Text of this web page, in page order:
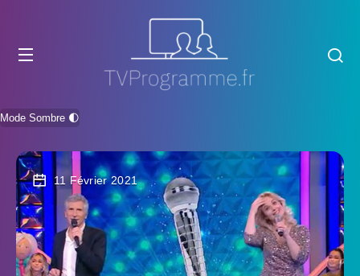
Mode Sombre 🌓
11 Février 2021